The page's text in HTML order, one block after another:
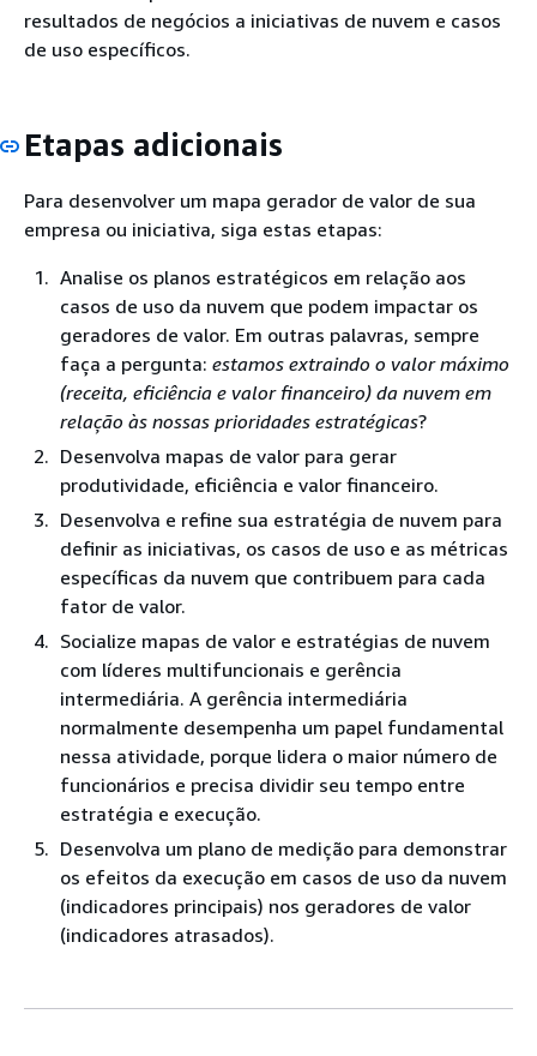
resultados de negócios a iniciativas de nuvem e casos
de uso específicos.
Etapas adicionais
Para desenvolver um mapa gerador de valor de sua
empresa ou iniciativa, siga estas etapas:
Analise os planos estratégicos em relação aos
casos de uso da nuvem que podem impactar os
geradores de valor. Em outras palavras, sempre
faça a pergunta: estamos extraindo o valor máximo
(receita, eficiência e valor financeiro) da nuvem em
relação às nossas prioridades estratégicas?
Desenvolva mapas de valor para gerar
produtividade, eficiência e valor financeiro.
Desenvolva e refine sua estratégia de nuvem para
definir as iniciativas, os casos de uso e as métricas
específicas da nuvem que contribuem para cada
fator de valor.
Socialize mapas de valor e estratégias de nuvem
com líderes multifuncionais e gerência
intermediária. A gerência intermediária
normalmente desempenha um papel fundamental
nessa atividade, porque lidera o maior número de
funcionários e precisa dividir seu tempo entre
estratégia e execução.
Desenvolva um plano de medição para demonstrar
os efeitos da execução em casos de uso da nuvem
(indicadores principais) nos geradores de valor
(indicadores atrasados).